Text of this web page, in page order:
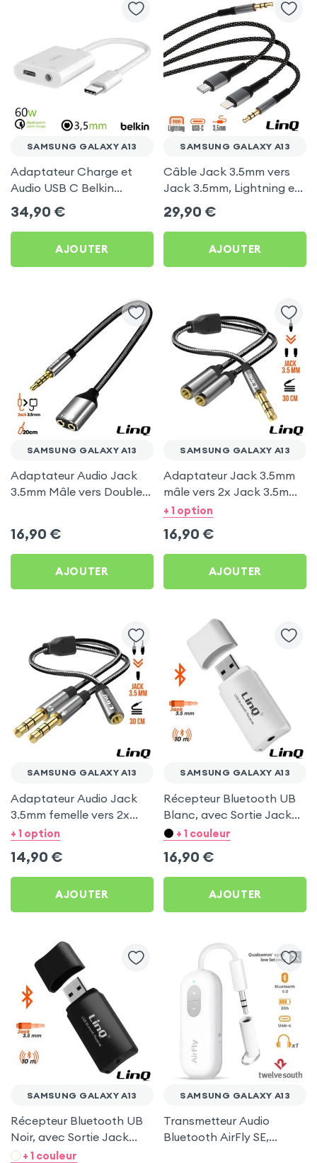
SAMSUNG GALAXY A13
Adaptateur Charge et
Audio USB C Belkin
RockStar Blanc pour
Samsung Galaxy A13
34,90 €
AJOUTER
SAMSUNG GALAXY A13
Câble Jack 3.5mm vers
Jack 3.5mm, Lightning et
USB-C, Nylon Tressé 1.5m,
LinQ - Noir pour Samsung
Galaxy A13
29,90 €
AJOUTER
SAMSUNG GALAXY A13
Adaptateur Audio Jack
3.5mm Mâle vers Double
16,90 €
AJOUTER
SAMSUNG GALAXY A13
Adaptateur Jack 3.5mm
mâle vers 2x Jack 3.5mm
femelle, LinQ pour
+ 1 option
16,90 €
AJOUTER
SAMSUNG GALAXY A13
Adaptateur Audio Jack
3.5mm femelle vers 2x
Jack 3.5mm mâle, LinQ
+ 1 option
14,90 €
AJOUTER
SAMSUNG GALAXY A13
Récepteur Bluetooth UB
Blanc, avec Sortie Jack
LinQ pour Samsung
+ 1 couleur
16,90 €
AJOUTER
SAMSUNG GALAXY A13
Récepteur Bluetooth UB
Noir, avec Sortie Jack
LinQ pour Samsung
+ 1 couleur
SAMSUNG GALAXY A13
Transmetteur Audio
Bluetooth AirFly SE,